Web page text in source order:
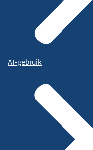
AI-gebruik